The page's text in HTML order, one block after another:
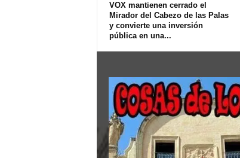
VOX mantienen cerrado el
Mirador del Cabezo de las Palas
y convierte una inversión
pública en una...